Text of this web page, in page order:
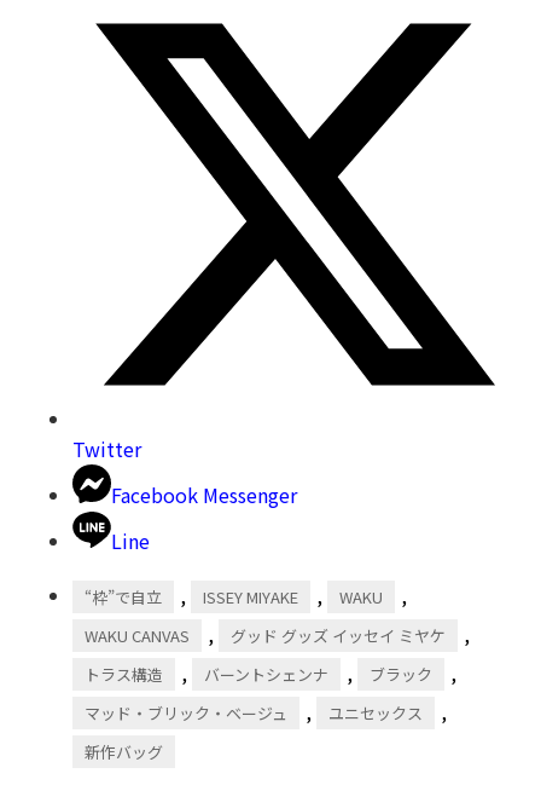
Twitter
Facebook Messenger
Line
“枠”で自立 , ISSEY MIYAKE , WAKU ,
WAKU CANVAS , グッド グッズ イッセイ ミヤケ ,
トラス構造 , バーントシェンナ , ブラック ,
マッド・ブリック・ベージュ , ユニセックス ,
新作バッグ